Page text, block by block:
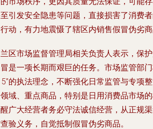
引发安全隐患等问题，直接损害了消费
动，有力地震慑了辖区内销售假冒伪劣商
区市场监督管理局相关负责人表示，保
是一项长期而艰巨的任务。市场监管部
的执法理念，不断强化日常监管与专项
域、重点商品，特别是日用消费品市场
广大经营者务必守法诚信经营，从正规
验义务，自觉抵制假冒伪劣商品。